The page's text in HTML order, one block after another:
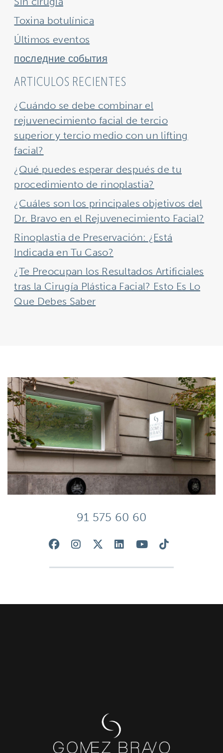
Toxina botulínica
Últimos eventos
последние события
ARTICULOS RECIENTES
¿Cuándo se debe combinar el
rejuvenecimiento facial de tercio
superior y tercio medio con un lifting
facial?
¿Qué puedes esperar después de tu
procedimiento de rinoplastia?
¿Cuáles son los principales objetivos del
Dr. Bravo en el Rejuvenecimiento Facial?
Rinoplastia de Preservación: ¿Está
Indicada en Tu Caso?
¿Te Preocupan los Resultados Artificiales
tras la Cirugía Plástica Facial? Esto Es Lo
Que Debes Saber
91 575 60 60